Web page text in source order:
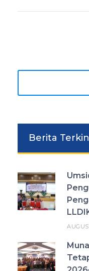
Berita